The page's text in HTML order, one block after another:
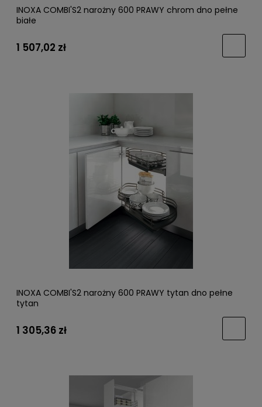
INOXA COMBI'S2 narożny 600 PRAWY chrom dno pełne
białe
1 507,02 zł
INOXA COMBI'S2 narożny 600 PRAWY tytan dno pełne
tytan
1 305,36 zł